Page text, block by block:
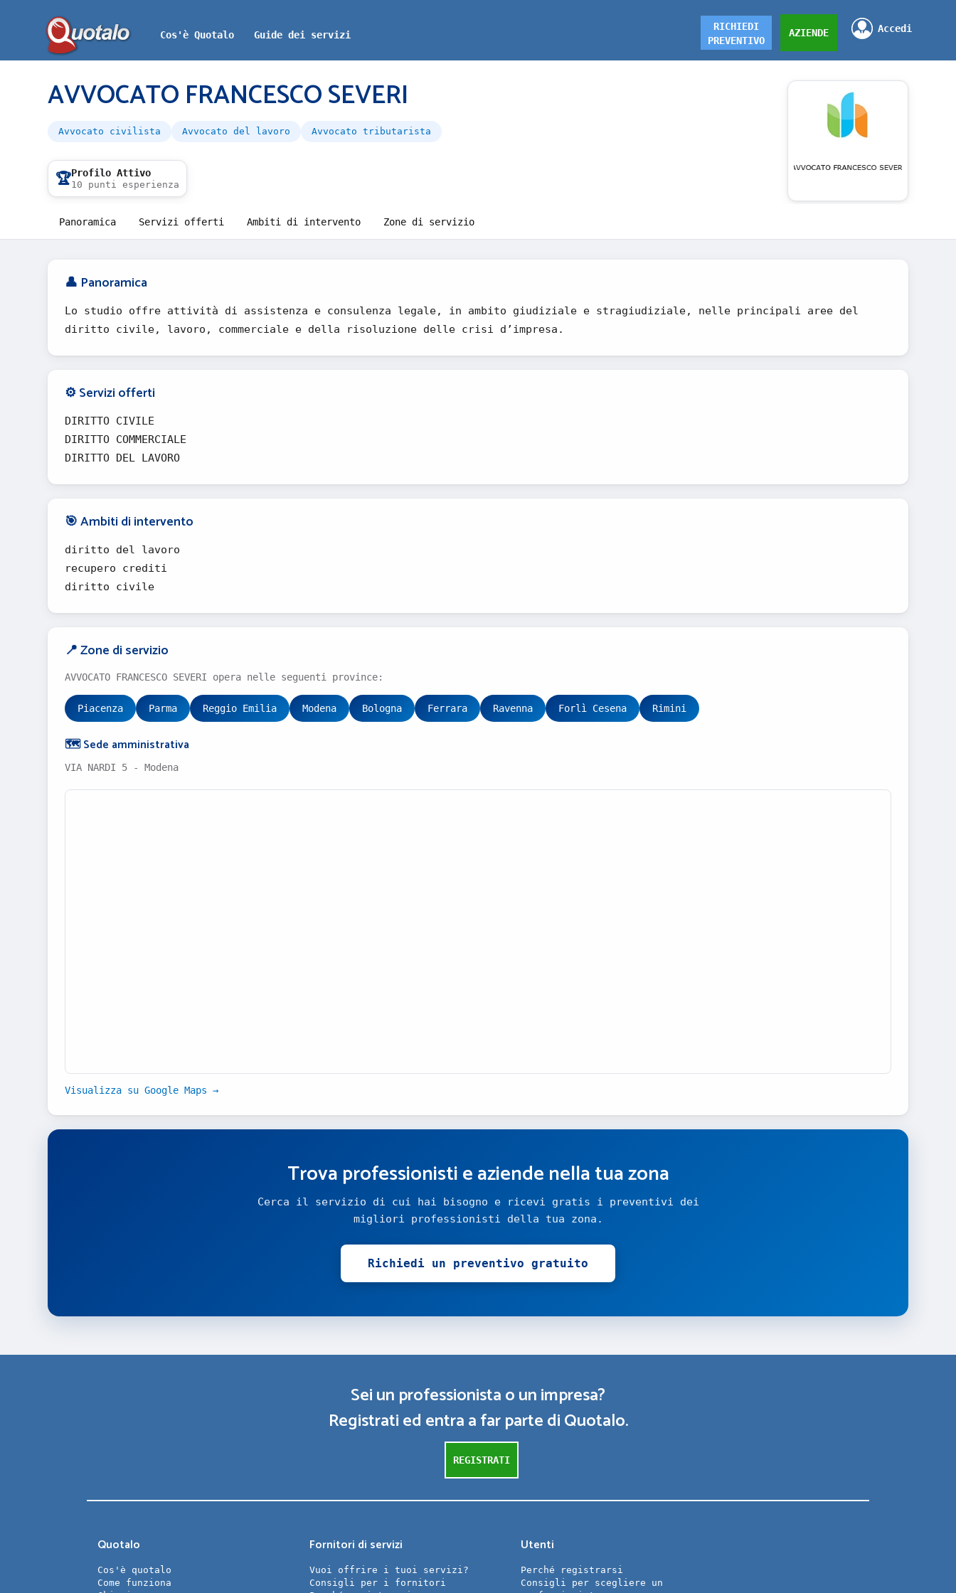
Cos'è Quotalo Guide dei servizi
Accedi
AZIENDE
RICHIEDI
PREVENTIVO
AVVOCATO FRANCESCO SEVERI
Avvocato civilista Avvocato del lavoro Avvocato tributarista
🏆Profilo Attivo
10 punti esperienza
Panoramica Servizi offerti Ambiti di intervento Zone di servizio
👤 Panoramica
Lo studio offre attività di assistenza e consulenza legale, in ambito giudiziale e stragiudiziale, nelle principali aree del
diritto civile, lavoro, commerciale e della risoluzione delle crisi d’impresa.
⚙️ Servizi offerti
DIRITTO CIVILE
DIRITTO COMMERCIALE
DIRITTO DEL LAVORO
🎯 Ambiti di intervento
diritto del lavoro
recupero crediti
diritto civile
📍 Zone di servizio
AVVOCATO FRANCESCO SEVERI opera nelle seguenti province:
Piacenza Parma Reggio Emilia Modena Bologna Ferrara Ravenna Forlì Cesena Rimini
🗺️ Sede amministrativa
VIA NARDI 5 - Modena
Visualizza su Google Maps →
Trova professionisti e aziende nella tua zona
Cerca il servizio di cui hai bisogno e ricevi gratis i preventivi dei
migliori professionisti della tua zona.
Richiedi un preventivo gratuito
Sei un professionista o un impresa?
Registrati ed entra a far parte di Quotalo.
REGISTRATI
Quotalo
Cos'è quotalo
Come funziona
Fornitori di servizi
Vuoi offrire i tuoi servizi?
Consigli per i fornitori
Utenti
Perché registrarsi
Consigli per scegliere un